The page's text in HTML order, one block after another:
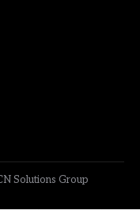
Solutions Group